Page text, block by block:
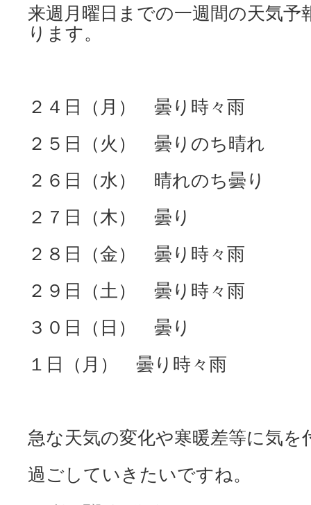
来週月曜日までの一週間の天気
ります。
２４日（月） 曇り時々雨
２５日（火） 曇りのち晴れ
２６日（水） 晴れのち曇り
２７日（木） 曇り
２８日（金） 曇り時々雨
２９日（土） 曇り時々雨
３０日（日） 曇り
１日（月） 曇り時々雨
急な天気の変化や寒暖差等に気を
過ごしていきたいですね。